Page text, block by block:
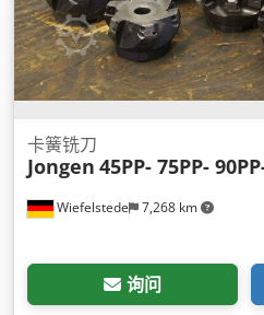
Wiefelstede 7,268 km
卡簧铣刀
Jongen 45PP- 75PP-
询问